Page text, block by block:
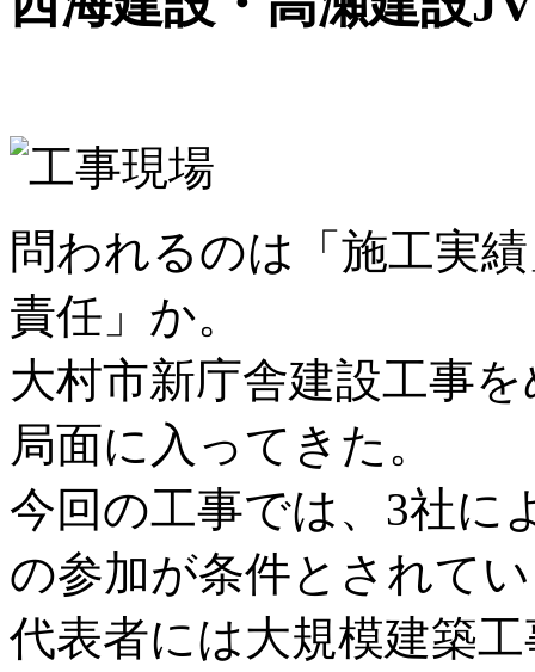
問われるのは「施工実
責任」か。
大村市新庁舎建設工事
局面に入ってきた。
今回の工事では、3社に
の参加が条件とされて
代表者には大規模建築